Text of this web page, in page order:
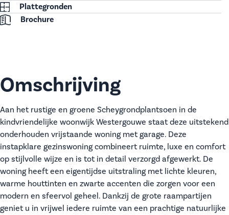
Plattegronden
Brochure
Omschrijving
Aan het rustige en groene Scheygrondplantsoen in de
kindvriendelijke woonwijk Westergouwe staat deze uitstekend
onderhouden vrijstaande woning met garage. Deze
instapklare gezinswoning combineert ruimte, luxe en comfort
op stijlvolle wijze en is tot in detail verzorgd afgewerkt. De
woning heeft een eigentijdse uitstraling met lichte kleuren,
warme houttinten en zwarte accenten die zorgen voor een
modern en sfeervol geheel. Dankzij de grote raampartijen
geniet u in vrijwel iedere ruimte van een prachtige natuurlijke